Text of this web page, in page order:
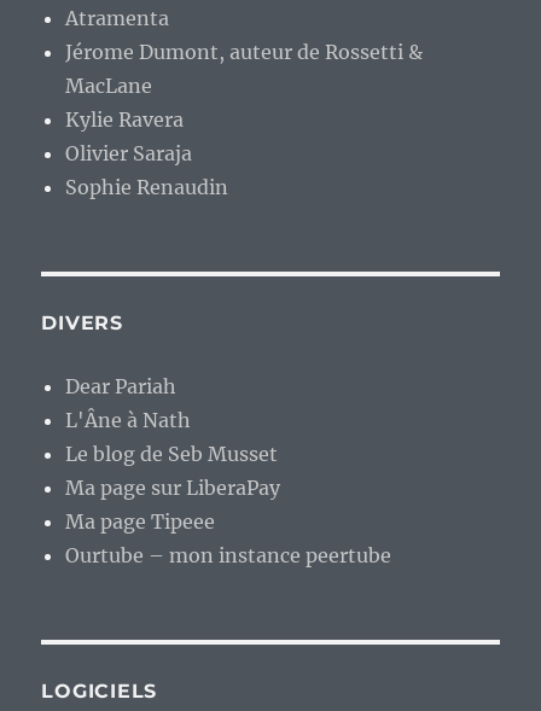
Atramenta
Jérome Dumont, auteur de Rossetti &
MacLane
Kylie Ravera
Olivier Saraja
Sophie Renaudin
DIVERS
Dear Pariah
L'Âne à Nath
Le blog de Seb Musset
Ma page sur LiberaPay
Ma page Tipeee
Ourtube – mon instance peertube
LOGICIELS